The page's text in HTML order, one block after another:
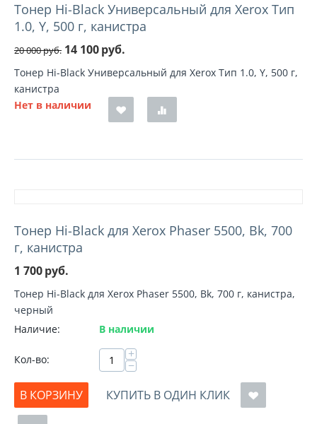
Тонер Hi-Black Универсальный для Xerox Тип
1.0, Y, 500 г, канистра
20 000руб. 14 100руб.
Тонер Hi-Black Универсальный для Xerox Тип 1.0, Y, 500 г,
канистра
Нет в наличии
Тонер Hi-Black для Xerox Phaser 5500, Bk, 700
г, канистра
1 700руб.
Тонер Hi-Black для Xerox Phaser 5500, Bk, 700 г, канистра,
черный
Наличие:
В наличии
Кол-во: +
−
В КОРЗИНУ
КУПИТЬ В ОДИН КЛИК